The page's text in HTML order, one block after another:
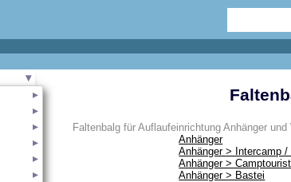
Faltenbalg für Auflaufeinrichtung Anhänger
Anhänger
Anhänger > Intercamp /
Anhänger >
Anhänger > Bastei